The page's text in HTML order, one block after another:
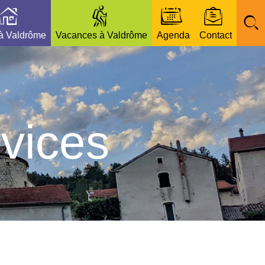
Valdrôme Vacances à Valdrôme Agenda Contact